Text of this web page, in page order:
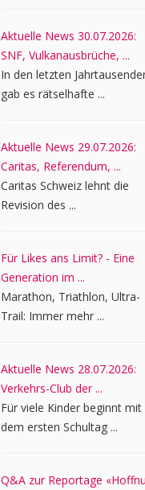
Aktuelle News 30.07.2026:
SNF, Vulkanausbrüche, ...
In den letzten
gab es rätselhafte ...
Aktuelle News 29.07.2026:
Caritas, Referendum, ...
Caritas Schweiz lehnt die
Revision des ...
Für Likes ans Limit? - Eine
Generation im ...
Marathon, Triathlon, Ultra-
Trail: Immer mehr ...
Aktuelle News 28.07.2026:
Verkehrs-Club der ...
Für viele Kinder beginnt mit
dem ersten Schultag ...
Q&A zur Reportage